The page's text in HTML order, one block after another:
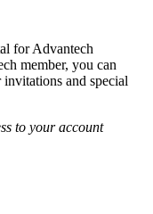
for Advantech
member, you can
and special
to your account